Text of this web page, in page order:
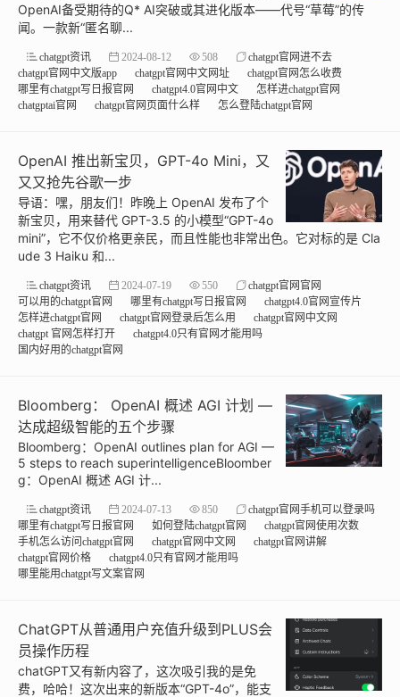
OpenAI备受期待的Q* AI突破或其进化版本——代号“草莓”的传
闻。一款新“匿名聊...
chatgpt资讯 2024-08-12 508
chatgpt官网进不去
chatgpt官网中文版app
chatgpt官网中文网址
chatgpt官网怎么收费
哪里有chatgpt写日报官网
chatgpt4.0官网中文
怎样进chatgpt官网
chatgptai官网
chatgpt官网页面什么样 怎么登陆chatgpt官网
OpenAI 推出新宝贝，GPT-4o Mini，又
又又抢先谷歌一步
导语：嘿，朋友们！昨晚上 OpenAI 发布了个
新宝贝，用来替代 GPT-3.5 的小模型“GPT-4o
mini”，它不仅价格更亲民，而且性能也非常出色。它对标的是 Cla
ude 3 Haiku 和...
chatgpt资讯 2024-07-19 550
chatgpt官网官网
可以用的chatgpt官网
哪里有chatgpt写日报官网
chatgpt4.0官网宣传片
怎样进chatgpt官网
chatgpt官网登录后怎么用
chatgpt官网中文网
chatgpt 官网怎样打开
chatgpt4.0只有官网才能用吗
国内好用的chatgpt官网
Bloomberg： OpenAI 概述 AGI 计划 —
达成超级智能的五个步骤
Bloomberg：OpenAI outlines plan for AGI —
5 steps to reach superintelligenceBloomber
g：OpenAI 概述 AGI 计...
chatgpt资讯 2024-07-13 850
chatgpt官网手机可以登录吗
哪里有chatgpt写日报官网
如何登陆chatgpt官网
chatgpt官网使用次数
手机怎么访问chatgpt官网
chatgpt官网中文网
chatgpt官网讲解
chatgpt官网价格
chatgpt4.0只有官网才能用吗
哪里能用chatgpt写文案官网
ChatGPT从普通用户充值升级到PLUS会
员操作历程
chatGPT又有新内容了，这次吸引我的是免
费，哈哈！这次出来的新版本“GPT-4o”，能支